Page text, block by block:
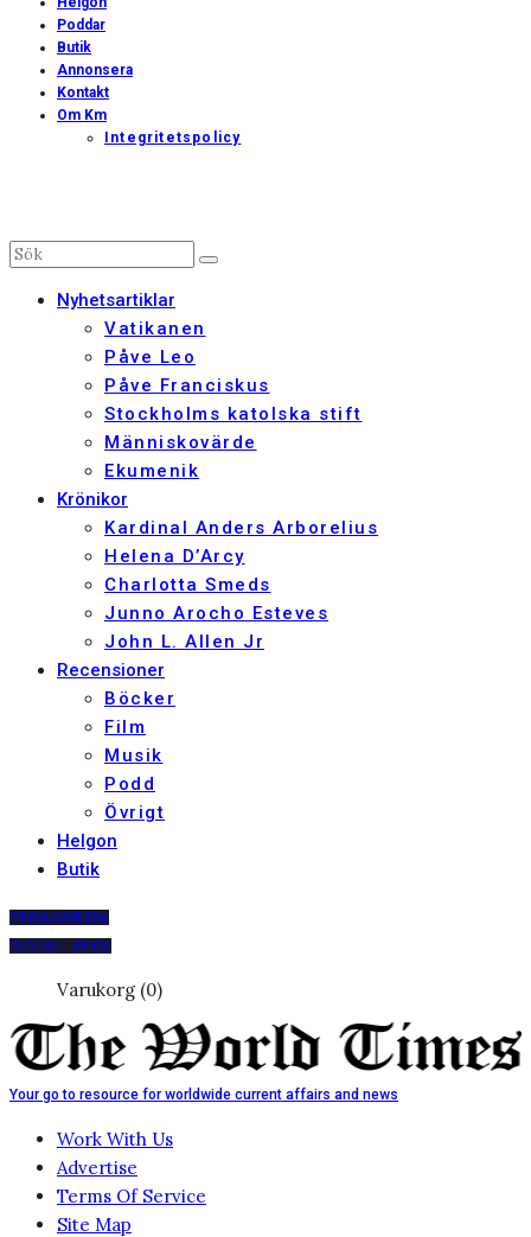
Poddar
Butik
Annonsera
Kontakt
Om Km
Integritetspolicy
Nyhetsartiklar
Vatikanen
Påve Leo
Påve Franciskus
Stockholms katolska stift
Människovärde
Ekumenik
Krönikor
Kardinal Anders Arborelius
Helena D’Arcy
Charlotta Smeds
Junno Arocho Esteves
John L. Allen Jr
Recensioner
Böcker
Film
Musik
Podd
Övrigt
Helgon
Butik
PRENUMERERA
DIGITALT ARKIV
Varukorg (0)
Your go to resource for worldwide current affairs and news
Work With Us
Advertise
Terms Of Service
Site Map